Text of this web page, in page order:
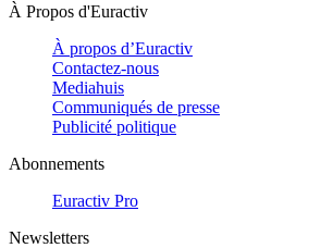
À Propos d'Euractiv
À propos d’Euractiv
Contactez-nous
Mediahuis
Communiqués de presse
Publicité politique
Abonnements
Euractiv Pro
Newsletters